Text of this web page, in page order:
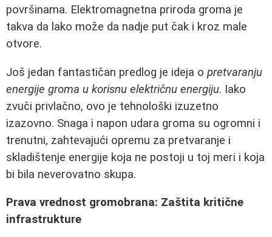
površinama. Elektromagnetna priroda groma je
takva da lako može da nadje put čak i kroz male
otvore.
Još jedan fantastičan predlog je ideja o pretvaranju
energije groma u korisnu električnu energiju. Iako
zvuči privlačno, ovo je tehnološki izuzetno
izazovno. Snaga i napon udara groma su ogromni i
trenutni, zahtevajući opremu za pretvaranje i
skladištenje energije koja ne postoji u toj meri i koja
bi bila neverovatno skupa.
Prava vrednost gromobrana: Zaštita kritične
infrastrukture